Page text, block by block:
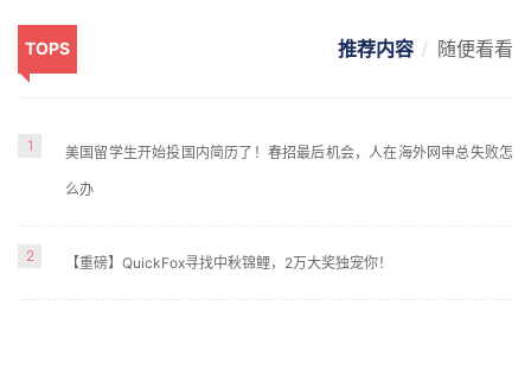
TOPS 推荐内容 随便看看
1 美国留学生开始投国内简历了！春招最后机会，人在海外网申总失败怎
么办
2 【重磅】QuickFox寻找中秋锦鲤，2万大奖独宠你！